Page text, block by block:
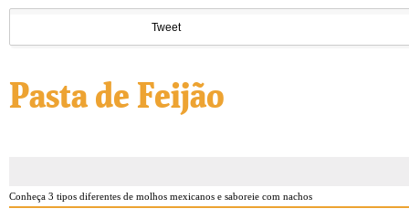
Tweet
Pasta de Feijão
Conheça 3 tipos diferentes de molhos mexicanos e saboreie com nachos